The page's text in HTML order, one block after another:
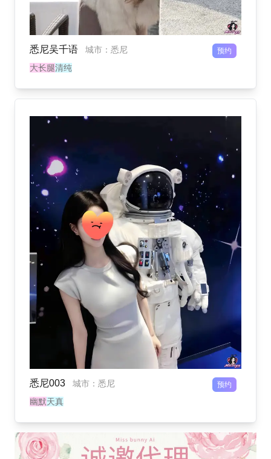
悉尼吴千语 城市 ： 悉尼 预约
大长腿清纯
悉尼003 城市 ： 悉尼 预约
幽默天真